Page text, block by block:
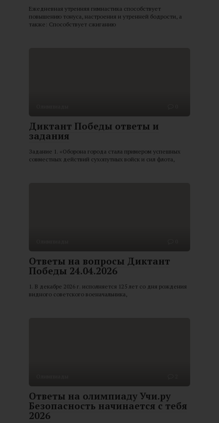
Ежедневная утренняя гимнастика способствует
повышению тонуса, настроения и утренней бодрости, а
также: Способствует сжиганию
Диктант Победы ответы и
задания
Задание 1. «Оборона города стала примером успешных
совместных действий сухопутных войск и сил флота,
Ответы на вопросы Диктант
Победы 24.04.2026
1. В декабре 2026 г. исполняется 125 лет со дня рождения
видного советского военачальника,
Ответы на олимпиаду Учи.ру
Безопасность начинается с тебя
2026